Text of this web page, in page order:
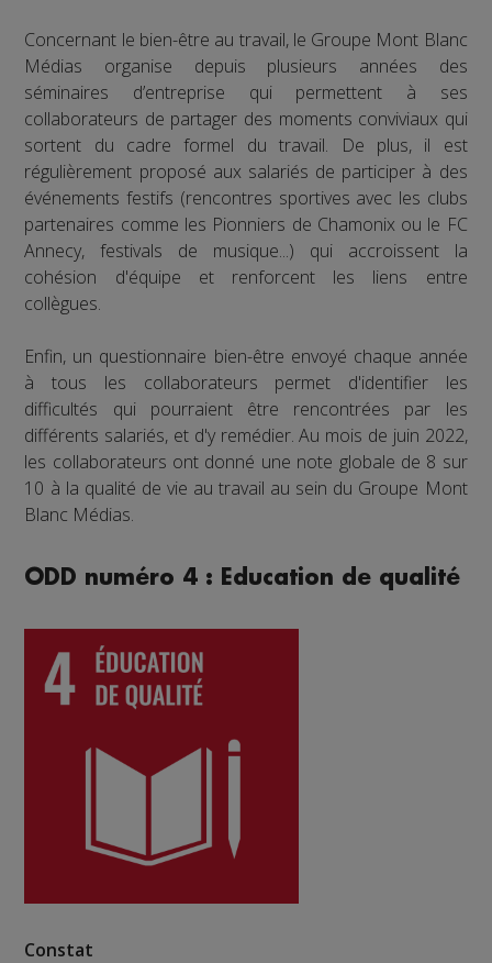
Concernant le bien-être au travail, le Groupe Mont Blanc
Médias organise depuis plusieurs années des
séminaires d’entreprise qui permettent à ses
collaborateurs de partager des moments conviviaux qui
sortent du cadre formel du travail. De plus, il est
régulièrement proposé aux salariés de participer à des
événements festifs (rencontres sportives avec les clubs
partenaires comme les Pionniers de Chamonix ou le FC
Annecy, festivals de musique...) qui accroissent la
cohésion d'équipe et renforcent les liens entre
collègues.
Enfin, un questionnaire bien-être envoyé chaque année
à tous les collaborateurs permet d'identifier les
difficultés qui pourraient être rencontrées par les
différents salariés, et d'y remédier. Au mois de juin 2022,
les collaborateurs ont donné une note globale de 8 sur
10 à la qualité de vie au travail au sein du Groupe Mont
Blanc Médias.
ODD numéro 4 : Education de qualité
Constat